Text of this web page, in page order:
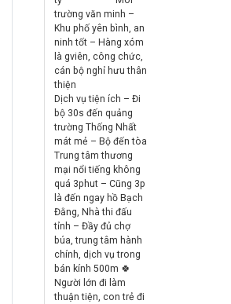
trường văn minh –
Khu phố yên bình, an
ninh tốt – Hàng xóm
là gviên, công chức,
cán bộ nghỉ hưu thân
thiện
Dịch vụ tiện ích – Đi
bộ 30s đến quảng
trường Thống Nhất
mát mẻ – Bộ đến tòa
Trung tâm thương
mại nổi tiếng không
quá 3phut – Cũng 3p
là đến ngay hồ Bạch
Đằng, Nhà thi đấu
tỉnh – Đầy đủ chợ
búa, trung tâm hành
chính, dịch vụ trong
bán kính 500m 🍀
Người lớn đi làm
thuận tiện, con trẻ đi